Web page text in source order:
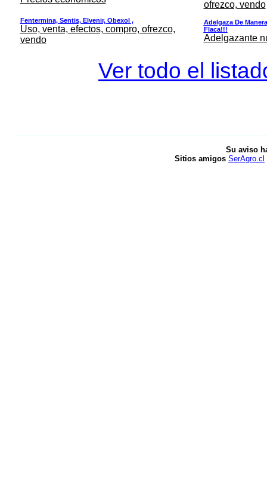
ofrezco, vendo
Fentermina, Sentis, Elvenir, Obexol ,
Uso, venta, efectos, compro, ofrezco,
vendo
Adelgaza De
Flaca!!!
Adelgazante
Ver todo el
Su aviso
Sitios amigos SerAgro.cl